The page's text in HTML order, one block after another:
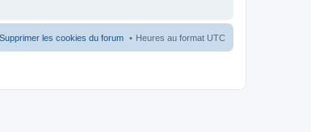
Heures au format UTC
Supprimer les cookies du forum